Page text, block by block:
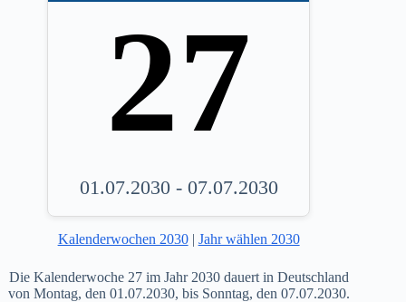
27
01.07.2030 - 07.07.2030
Kalenderwochen 2030| Jahr wählen 2030
Die Kalenderwoche 27 im Jahr 2030 dauert in Deutschland
von Montag, den 01.07.2030, bis Sonntag, den 07.07.2030.